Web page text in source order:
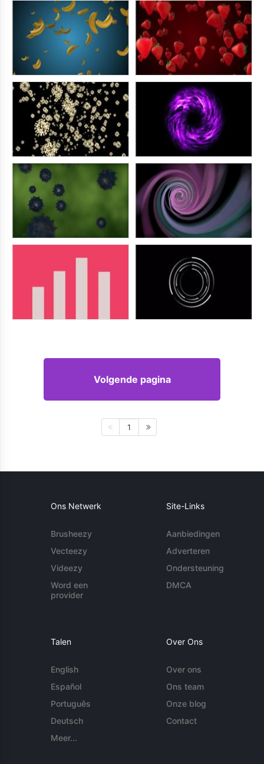
Volgende pagina
1
Ons Netwerk
Brusheezy
Vecteezy
Videezy
Word een
provider
Site-Links
Aanbiedingen
Adverteren
Ondersteuning
DMCA
Talen
English
Español
Português
Deutsch
Meer...
Over Ons
Over ons
Ons team
Onze blog
Contact